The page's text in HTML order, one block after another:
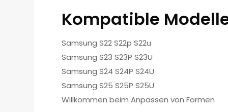
Kompatible
Samsung S22 S22p S22u
Samsung S23 S23P S23U
Samsung S24 S24P S24U
Samsung S25 S25P S25U
Willkommen beim Anpassen von Formen